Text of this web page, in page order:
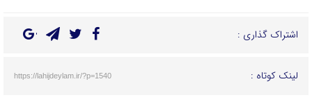
اشتراک گذاری :
لینک کوتاه : https://lahijdeylam.ir/?p=1540